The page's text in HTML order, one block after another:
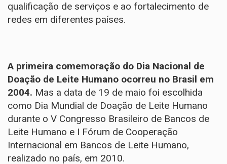
qualificação de serviços e ao fortalecimento de
redes em diferentes países.
A primeira comemoração do Dia Nacional de
Doação de Leite Humano ocorreu no Brasil em
2004. Mas a data de 19 de maio foi escolhida
como Dia Mundial de Doação de Leite Humano
durante o V Congresso Brasileiro de Bancos de
Leite Humano e I Fórum de Cooperação
Internacional em Bancos de Leite Humano,
realizado no país, em 2010.